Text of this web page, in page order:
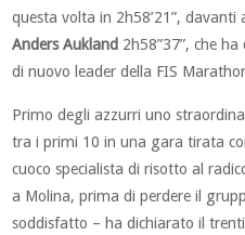
questa volta in 2h58’21”, davanti
Anders Aukland 2h58”37”, che
di nuovo leader della FIS
Primo degli azzurri uno
tra i primi 10 in una gara tirata
cuoco specialista di risotto al
a Molina, prima di perdere il
soddisfatto – ha dichiarato il